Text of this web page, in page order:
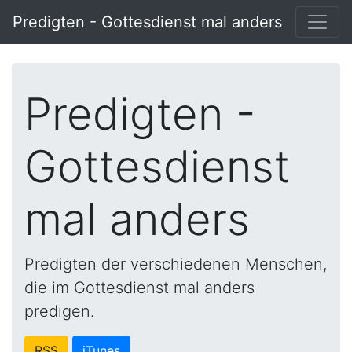
Predigten - Gottesdienst mal anders
Predigten -
Gottesdienst
mal anders
Predigten der verschiedenen Menschen,
die im Gottesdienst mal anders
predigen.